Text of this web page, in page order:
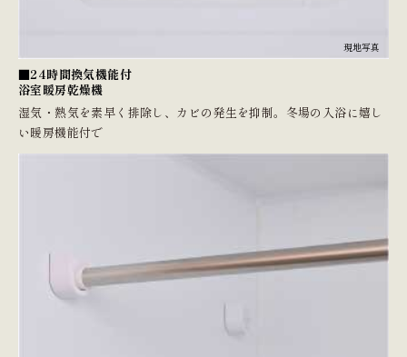
現地写真
■24時間換気機能付
浴室暖房乾燥機
湿気・熱気を素早く排除し、カビの発生を抑制。冬場の入浴に嬉し
い暖房機能付で